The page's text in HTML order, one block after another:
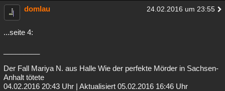
domlau 24.02.2016 um 23:55
...seite 4:
Der Fall Mariya N. aus Halle Wie der perfekte Mörder in Sachsen-
Anhalt tötete
04.02.2016 20:43 Uhr | Aktualisiert 05.02.2016 16:46 Uhr